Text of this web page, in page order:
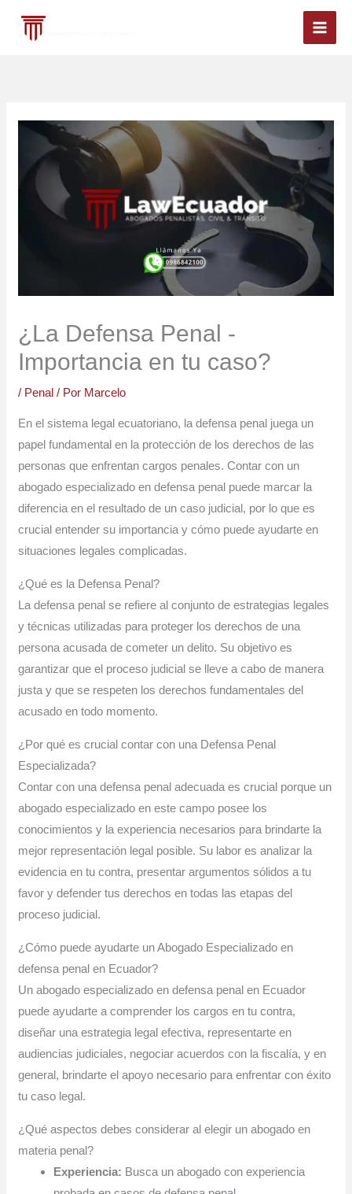
¿La Defensa Penal -
Importancia en tu caso?
/ Penal / Por Marcelo
En el sistema legal ecuatoriano, la defensa penal juega un
papel fundamental en la protección de los derechos de las
personas que enfrentan cargos penales. Contar con un
abogado especializado en defensa penal puede marcar la
diferencia en el resultado de un caso judicial, por lo que es
crucial entender su importancia y cómo puede ayudarte en
situaciones legales complicadas.
¿Qué es la Defensa Penal?
La defensa penal se refiere al conjunto de estrategias legales
y técnicas utilizadas para proteger los derechos de una
persona acusada de cometer un delito. Su objetivo es
garantizar que el proceso judicial se lleve a cabo de manera
justa y que se respeten los derechos fundamentales del
acusado en todo momento.
¿Por qué es crucial contar con una Defensa Penal
Especializada?
Contar con una defensa penal adecuada es crucial porque un
abogado especializado en este campo posee los
conocimientos y la experiencia necesarios para brindarte la
mejor representación legal posible. Su labor es analizar la
evidencia en tu contra, presentar argumentos sólidos a tu
favor y defender tus derechos en todas las etapas del
proceso judicial.
¿Cómo puede ayudarte un Abogado Especializado en
defensa penal en Ecuador?
Un abogado especializado en defensa penal en Ecuador
puede ayudarte a comprender los cargos en tu contra,
diseñar una estrategia legal efectiva, representarte en
audiencias judiciales, negociar acuerdos con la fiscalía, y en
general, brindarte el apoyo necesario para enfrentar con éxito
tu caso legal.
¿Qué aspectos debes considerar al elegir un abogado en
materia penal?
Experiencia: Busca un abogado con experiencia